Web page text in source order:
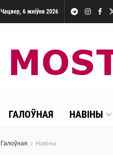
Чацвер, 6 жніўня 2026
ГАЛОЎНАЯ НАВІНЫ
Галоўная Навіны